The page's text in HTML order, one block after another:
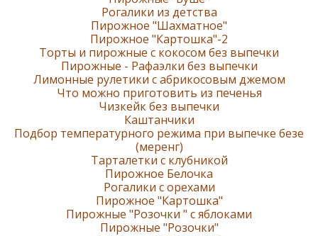
Рогалики из детства
Пирожное "Шахматное"
Пирожное "Картошка"-2
Торты и пирожные с кокосом без выпечки
Пирожные - Рафаэлки без выпечки
Лимонные рулетики с абрикосовым джемом
Что можно приготовить из печенья
Чизкейк без выпечки
Каштанчики
Подбор температурного режима при выпечке безе
(меренг)
Тарталетки с клубникой
Пирожное Белочка
Рогалики с орехами
Пирожное "Картошка"
Пирожные "Розочки " с яблоками
Пирожные "Розочки"